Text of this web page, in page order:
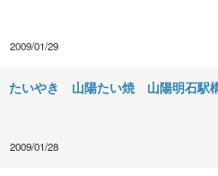
2009/01/29
たいやき 山陽たい焼 山陽明石駅
2009/01/28